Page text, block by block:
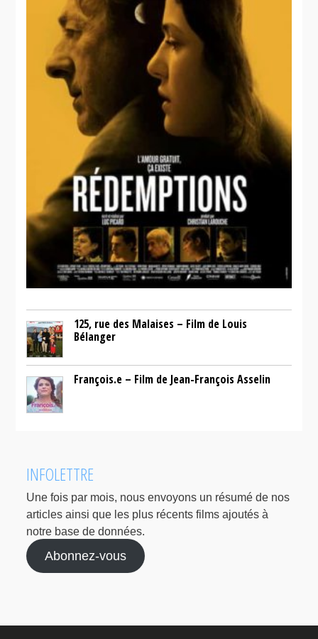
125, rue des Malaises – Film de Louis
Bélanger
François.e – Film de Jean-François Asselin
INFOLETTRE
Une fois par mois, nous envoyons un résumé de nos
articles ainsi que les plus récents films ajoutés à
notre base de données.
Abonnez-vous